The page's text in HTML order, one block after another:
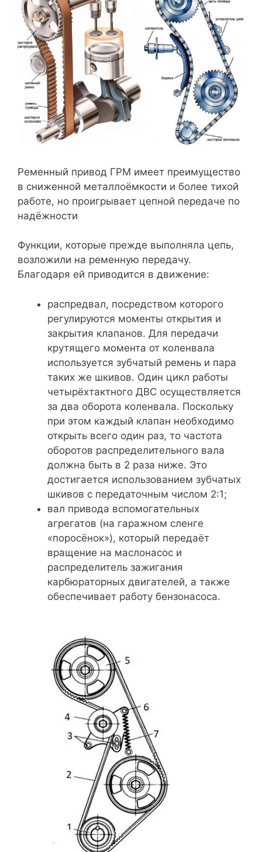
Ременный привод ГРМ имеет преимущество
в сниженной металлоёмкости и более тихой
работе, но проигрывает цепной передаче по
надёжности
Функции, которые прежде выполняла цепь,
возложили на ременную передачу.
Благодаря ей приводится в движение:
распредвал, посредством которого
регулируются моменты открытия и
закрытия клапанов. Для передачи
крутящего момента от коленвала
используется зубчатый ремень и пара
таких же шкивов. Один цикл работы
четырёхтактного ДВС осуществляется
за два оборота коленвала. Поскольку
при этом каждый клапан необходимо
открыть всего один раз, то частота
оборотов распределительного вала
должна быть в 2 раза ниже. Это
достигается использованием зубчатых
шкивов с передаточным числом 2:1;
вал привода вспомогательных
агрегатов (на гаражном сленге
«поросёнок»), который передаёт
вращение на маслонасос и
распределитель зажигания
карбюраторных двигателей, а также
обеспечивает работу бензонасоса.